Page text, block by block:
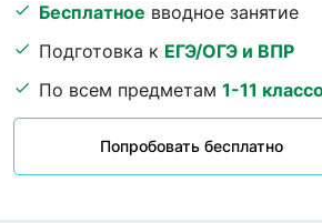
Бесплатное вводное занятие
Подготовка к ЕГЭ/ОГЭ и ВПР
По всем предметам 1-11
Попробовать бесплатно